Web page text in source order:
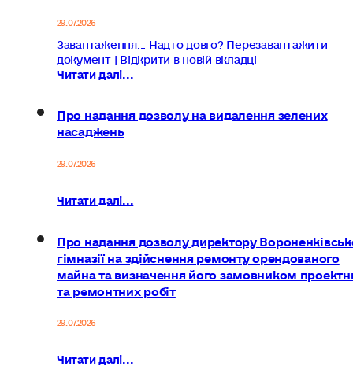
29.07.2026
Завантаження... Надто довго? Перезавантажити
документ | Відкрити в новій вкладці
Читати далі...
Про надання дозволу на видалення зелених
насаджень
29.07.2026
Читати далі...
Про надання дозволу директору
гімназії на здійснення ремонту орендованого
майна та визначення його замовником
та ремонтних робіт
29.07.2026
Читати далі...